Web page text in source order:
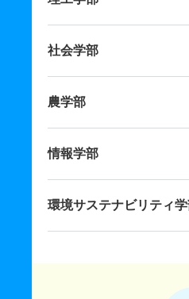
社会学部
農学部
情報学部
環境サステナビリティ